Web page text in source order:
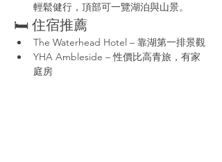
輕鬆健行，頂部可一覽湖泊與山景。
🛏️ 住宿推薦
The Waterhead Hotel – 靠湖第一排景觀
YHA Ambleside – 性價比高青旅，有家
庭房